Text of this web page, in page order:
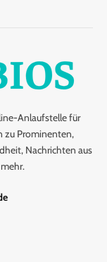
Anlaufstelle für
zu Prominenten,
Nachrichten aus